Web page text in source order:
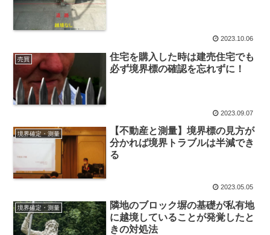
2023.10.06
売買
住宅を購入した時は建売住宅でも
必ず境界標の確認を忘れずに！
2023.09.07
境界確定・測量
【不動産と測量】境界標の見方が
分かれば境界トラブルは半減でき
る
2023.05.05
境界確定・測量
隣地のブロック塀の基礎が私有地
に越境していることが発覚したと
きの対処法